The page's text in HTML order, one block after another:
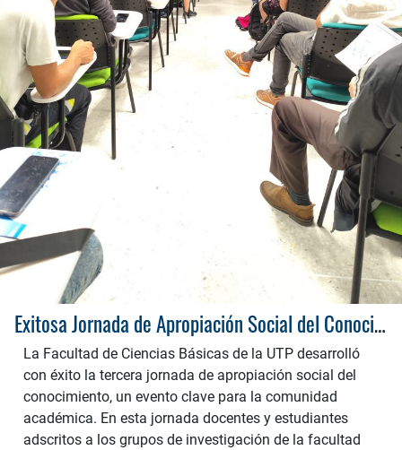
Exitosa Jornada de Apropiación Social del Conocimiento de la Facultad de Ciencias Básicas de la UTP
La Facultad de Ciencias Básicas de la UTP desarrolló
con éxito la tercera jornada de apropiación social del
conocimiento, un evento clave para la comunidad
académica. En esta jornada docentes y estudiantes
adscritos a los grupos de investigación de la facultad